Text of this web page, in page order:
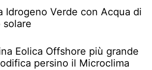
Idrogeno Verde con Acqua di
solare
Eolica Offshore più grande
persino il Microclima